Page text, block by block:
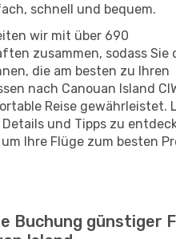
schnell und bequem.
wir mit über 690
zusammen, sodass Sie
die am besten zu Ihren
nach Canouan Island
Reise gewährleistet.
und Tipps zu
Ihre Flüge zum besten
Buchung günstiger